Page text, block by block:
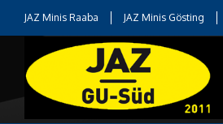
JAZ Minis Raaba JAZ Minis Gösting